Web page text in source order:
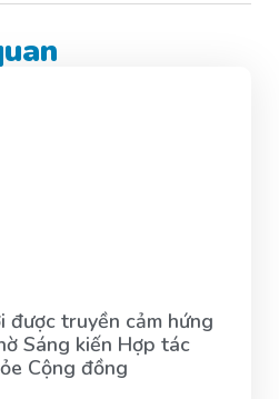
được truyền cảm hứng
Sáng kiến Hợp tác
Cộng đồng